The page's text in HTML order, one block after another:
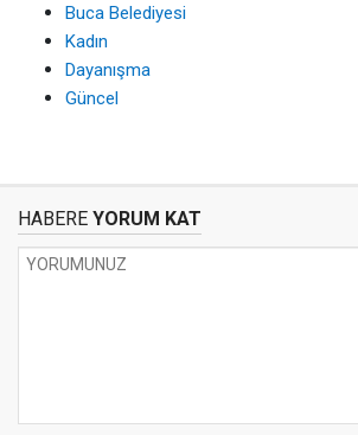
Buca Belediyesi
Kadın
Dayanışma
Güncel
HABERE YORUM KAT